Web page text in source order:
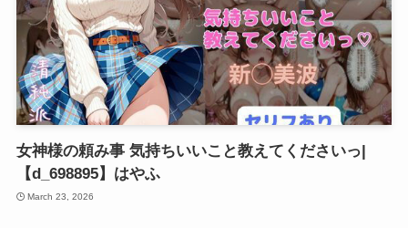
女神様の頼み事 気持ちいいこと教えてくださいっ|
【d_698895】はやふ
March 23, 2026